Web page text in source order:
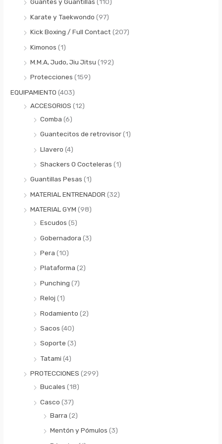
Guantes y Guantillas (110)
Karate y Taekwondo (97)
Kick Boxing / Full Contact (207)
Kimonos (1)
M.M.A, Judo, Jiu Jitsu (192)
Protecciones (159)
EQUIPAMIENTO (403)
ACCESORIOS (12)
Comba (6)
Guantecitos de retrovisor(1)
Llavero (4)
Shackers O Cocteleras (1)
Guantillas Pesas (1)
MATERIAL ENTRENADOR (32)
MATERIAL GYM (98)
Escudos (5)
Gobernadora (3)
Pera (10)
Plataforma (2)
Punching (7)
Reloj (1)
Rodamiento (2)
Sacos (40)
Soporte (3)
Tatami (4)
PROTECCIONES (299)
Bucales (18)
Casco (37)
Barra (2)
Mentón y Pómulos (3)